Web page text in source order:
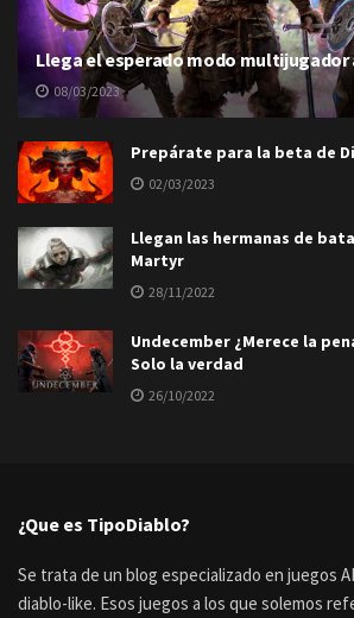
Llega el esperado modo multijugador
08/03/2023
Prepárate para la beta de
02/03/2023
Llegan las hermanas de
Martyr
28/11/2022
Undecember ¿Merece la
Solo la verdad
26/10/2022
¿Que es TipoDiablo?
Se trata de un blog especializado en juegos
diablo-like. Esos juegos a los que solemos